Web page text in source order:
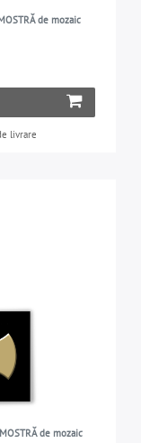
de mozaic
livrare
de mozaic